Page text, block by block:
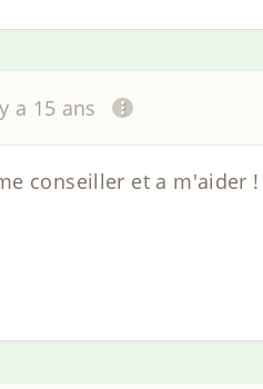
a 15 ans
conseiller et a m'aider !